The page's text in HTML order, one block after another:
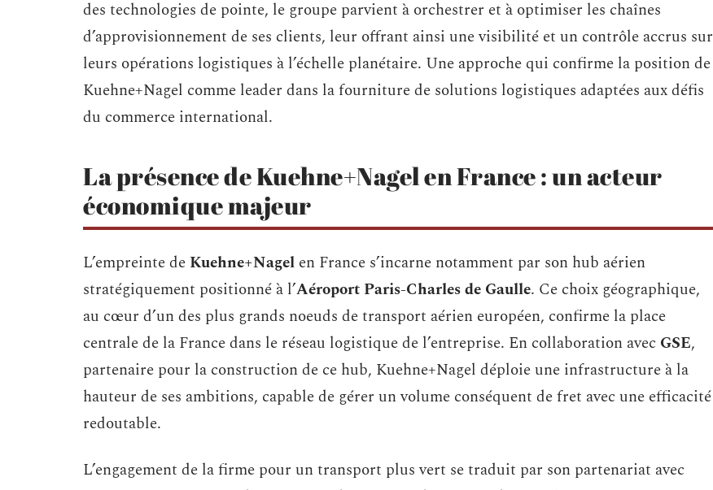
des technologies de pointe, le groupe parvient à orchestrer et à optimiser les chaînes
d’approvisionnement de ses clients, leur offrant ainsi une visibilité et un contrôle accrus sur
leurs opérations logistiques à l’échelle planétaire. Une approche qui confirme la position de
Kuehne+Nagel comme leader dans la fourniture de solutions logistiques adaptées aux défis
du commerce international.
La présence de Kuehne+Nagel en France : un acteur
économique majeur
L’empreinte de Kuehne+Nagel en France s’incarne notamment par son hub aérien
stratégiquement positionné à l’Aéroport Paris-Charles de Gaulle. Ce choix géographique,
au cœur d’un des plus grands noeuds de transport aérien européen, confirme la place
centrale de la France dans le réseau logistique de l’entreprise. En collaboration avec GSE,
partenaire pour la construction de ce hub, Kuehne+Nagel déploie une infrastructure à la
hauteur de ses ambitions, capable de gérer un volume conséquent de fret avec une efficacité
redoutable.
L’engagement de la firme pour un transport plus vert se traduit par son partenariat avec